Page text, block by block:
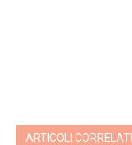
ARTICOLI CORRELATI